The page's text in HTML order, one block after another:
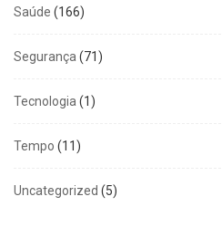
Saúde (166)
Segurança (71)
Tecnologia (1)
Tempo (11)
Uncategorized (5)